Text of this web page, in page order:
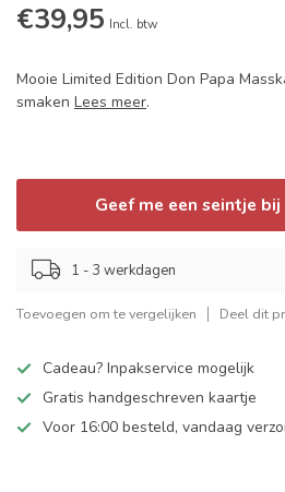
€39,95 Incl. btw
Mooie Limited Edition Don Papa
smaken Lees meer.
Geef me een seintje
1 - 3 werkdagen
Toevoegen om te vergelijken Deel dit
Cadeau? Inpakservice mogelijk
Gratis handgeschreven kaartje
Voor 16:00 besteld, vandaag